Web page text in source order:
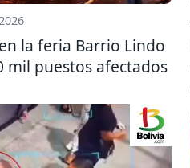
la feria Barrio Lindo
mil puestos afectados